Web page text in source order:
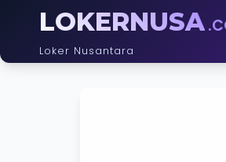
LOKERNUSA
Loker Nusantara